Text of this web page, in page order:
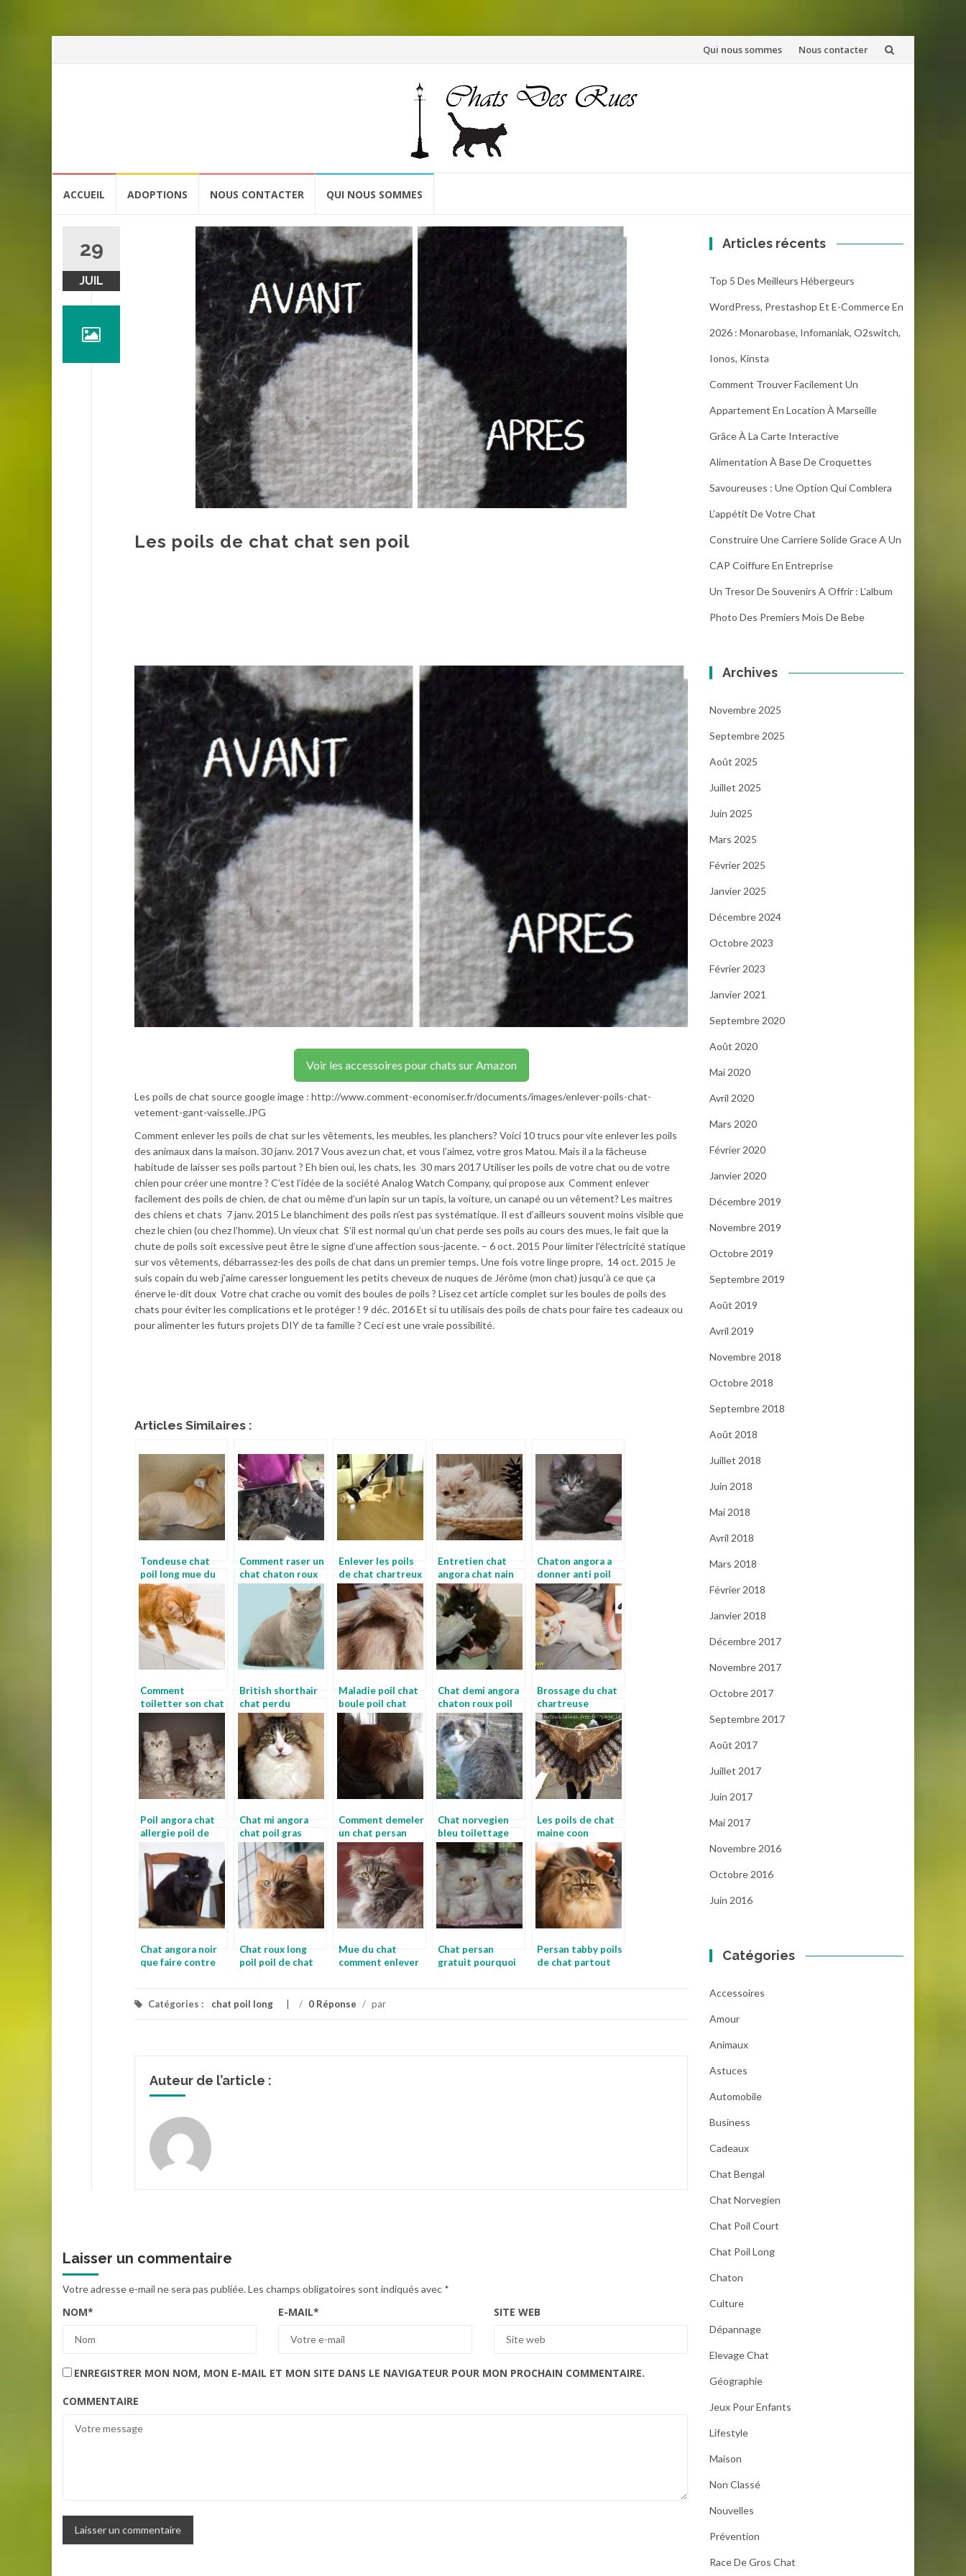
Aller
Qui nous sommes Nous contacter
ACCUEIL ADOPTIONS NOUS CONTACTER QUI NOUS SOMMES
29
JUIL
Les poils de chat chat sen poil
Voir les accessoires pour chats sur Amazon
Les poils de chat source google image : http://www.comment-economiser.fr/documents/images/enlever-poils-chat-
vetement-gant-vaisselle.JPG
Comment enlever les poils de chat sur les vêtements, les meubles, les planchers? Voici 10 trucs pour vite enlever les poils
des animaux dans la maison. 30 janv. 2017 Vous avez un chat, et vous l’aimez, votre gros Matou. Mais il a la fâcheuse
habitude de laisser ses poils partout ? Eh bien oui, les chats, les 30 mars 2017 Utiliser les poils de votre chat ou de votre
chien pour créer une montre ? C’est l’idée de la société Analog Watch Company, qui propose aux Comment enlever
facilement des poils de chien, de chat ou même d’un lapin sur un tapis, la voiture, un canapé ou un vêtement? Les maitres
des chiens et chats 7 janv. 2015 Le blanchiment des poils n’est pas systématique. Il est d’ailleurs souvent moins visible que
chez le chien (ou chez l’homme). Un vieux chat S’il est normal qu’un chat perde ses poils au cours des mues, le fait que la
chute de poils soit excessive peut être le signe d’une affection sous-jacente. – 6 oct. 2015 Pour limiter l’électricité statique
sur vos vêtements, débarrassez-les des poils de chat dans un premier temps. Une fois votre linge propre, 14 oct. 2015 Je
suis copain du web j’aime caresser longuement les petits cheveux de nuques de Jérôme (mon chat) jusqu’à ce que ça
énerve le-dit doux Votre chat crache ou vomit des boules de poils ? Lisez cet article complet sur les boules de poils des
chats pour éviter les complications et le protéger ! 9 déc. 2016 Et si tu utilisais des poils de chats pour faire tes cadeaux ou
pour alimenter les futurs projets DIY de ta famille ? Ceci est une vraie possibilité.
Articles Similaires :
Tondeuse chat
poil long mue du
chat
Comment raser un
chat chaton roux
poil long
Enlever les poils
de chat chartreux
chat
Entretien chat
angora chat nain
Chaton angora a
donner anti poil
de chat
Comment
toiletter son chat
chat persan
angora
British shorthair
chat perdu
bruxelles
Maladie poil chat
boule poil chat
Chat demi angora
chaton roux poil
long
Brossage du chat
chartreuse
Poil angora chat
allergie poil de
Chat mi angora
chat poil gras
Comment demeler
un chat persan
allergie poil de
chat
Chat norvegien
bleu toilettage
chat poil long prix
Les poils de chat
maine coon
Chat angora noir
que faire contre
Chat roux long
poil poil de chat
Mue du chat
comment enlever
Chat persan
gratuit pourquoi
Persan tabby poils
de chat partout
Catégories : chat poil long / 0 Réponse / par
Auteur de l’article :
Laisser un commentaire
Votre adresse e-mail ne sera pas publiée.Les champs obligatoires sont indiqués avec *
NOM* E-MAIL* SITE WEB
ENREGISTRER MON NOM, MON E-MAIL ET MON SITE DANS LE NAVIGATEUR POUR MON PROCHAIN COMMENTAIRE.
COMMENTAIRE
Articles récents
Top 5 Des Meilleurs Hébergeurs
WordPress, Prestashop Et E-Commerce En
2026 : Monarobase, Infomaniak, O2switch,
Ionos, Kinsta
Comment Trouver Facilement Un
Appartement En Location À Marseille
Grâce À La Carte Interactive
Alimentation À Base De Croquettes
Savoureuses : Une Option Qui Comblera
L’appétit De Votre Chat
Construire Une Carriere Solide Grace A Un
CAP Coiffure En Entreprise
Un Tresor De Souvenirs A Offrir : L’album
Photo Des Premiers Mois De Bebe
Archives
Novembre 2025
Septembre 2025
Août 2025
Juillet 2025
Juin 2025
Mars 2025
Février 2025
Janvier 2025
Décembre 2024
Octobre 2023
Février 2023
Janvier 2021
Septembre 2020
Août 2020
Mai 2020
Avril 2020
Mars 2020
Février 2020
Janvier 2020
Décembre 2019
Novembre 2019
Octobre 2019
Septembre 2019
Août 2019
Avril 2019
Novembre 2018
Octobre 2018
Septembre 2018
Août 2018
Juillet 2018
Juin 2018
Mai 2018
Avril 2018
Mars 2018
Février 2018
Janvier 2018
Décembre 2017
Novembre 2017
Octobre 2017
Septembre 2017
Août 2017
Juillet 2017
Juin 2017
Mai 2017
Novembre 2016
Octobre 2016
Juin 2016
Catégories
Accessoires
Amour
Animaux
Astuces
Automobile
Business
Cadeaux
Chat Bengal
Chat Norvegien
Chat Poil Court
Chat Poil Long
Chaton
Culture
Dépannage
Elevage Chat
Géographie
Jeux Pour Enfants
Lifestyle
Maison
Non Classé
Nouvelles
Prévention
Race De Gros Chat